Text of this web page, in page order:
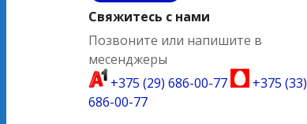
Свяжитесь с нами
Позвоните или напишите в
месенджеры
+375 (29) 686-00-77
+375 (33)
686-00-77